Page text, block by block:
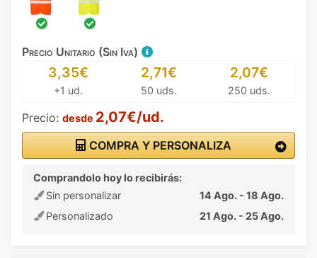
Precio Unitario (Sin Iva)
3,35€
+1 ud.
2,71€
50 uds.
2,07€
250 uds.
Precio: desde 2,07€/ud.
COMPRA Y PERSONALIZA
Comprandolo hoy lo recibirás:
Sin personalizar
14 Ago. - 18 Ago.
Personalizado
21 Ago. - 25 Ago.